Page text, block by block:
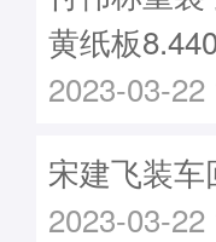
黄纸板
2023-03-22
宋建飞装
2023-03-22